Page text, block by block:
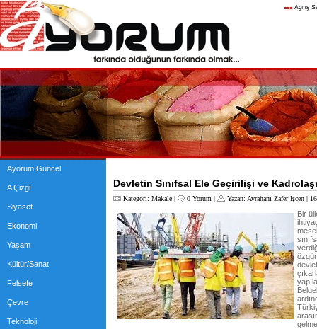
Ayorum Güncel
A Çizgi
Siyaset
Ekonomi
Yaşam
Kültür/Sanat
Felsefe
Çevre
Teknoloji
Devletin Sınıfsal Ele Geçirilişi ve
Kategori: Makale | 0 Yorum | Yazan: Avraham Zafer İşcen |
Bir